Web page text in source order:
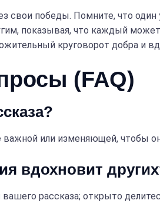
свои победы. Помните, что
показывая, что каждый
круговорот добра и
(FAQ)
или изменяющей, чтобы
вдохновит
рассказа; открыто